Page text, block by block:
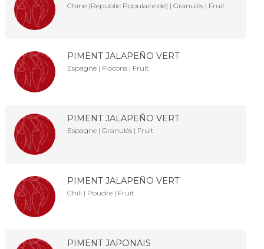
Chine (Republic Populaire de) | Granulés | Fruit
PIMENT JALAPEÑO VERT
Espagne | Flocons | Fruit
PIMENT JALAPEÑO VERT
Espagne | Granulés | Fruit
PIMENT JALAPEÑO VERT
Chili | Poudre | Fruit
PIMENT JAPONAIS